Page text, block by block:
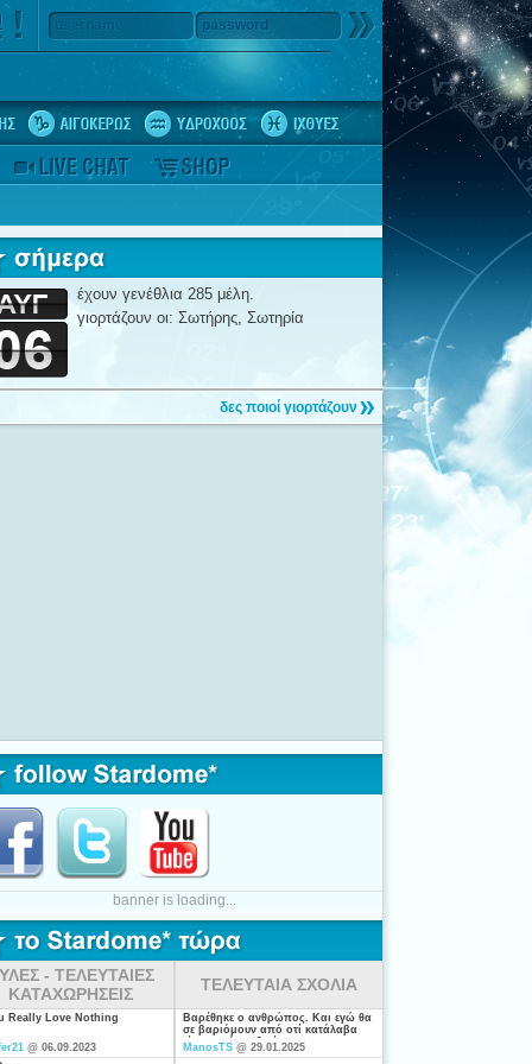
username password
έχουν γενέθλια 285 μέλη.
γιορτάζουν οι: Σωτήρης, Σωτηρία
δες ποιοί γιορτάζουν
banner is loading...
- ΤΕΛΕΥΤΑΙΕΣ
ΚΑΤΑΧΩΡΗΣΕΙΣ
Really Love Nothing
@ 06.09.2023
ΤΕΛΕΥΤΑΙΑ ΣΧΟΛΙΑ
Βαρέθηκε ο ανθρώπος. Και εγώ θα
σε βαριόμουν από οτί κατάλαβα
είσαι από τις ξενέρωτες που
ψάχνουν απλά για "σύζυγο". Η
ManosTS @ 29.01.2025